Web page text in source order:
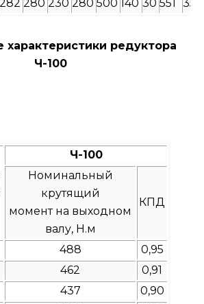
282 280 230 280 500 140 30 551 350
характеристики редуктора
Ч-100
Ч-100
Номинальный
крутящий
момент на выходном
валу, Н.м
КПД
488
0,95
462
0,91
437
0,90